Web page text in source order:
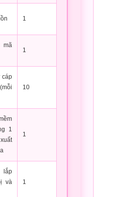
1
mã
1
cáp
10
1
1
lắp
và
1